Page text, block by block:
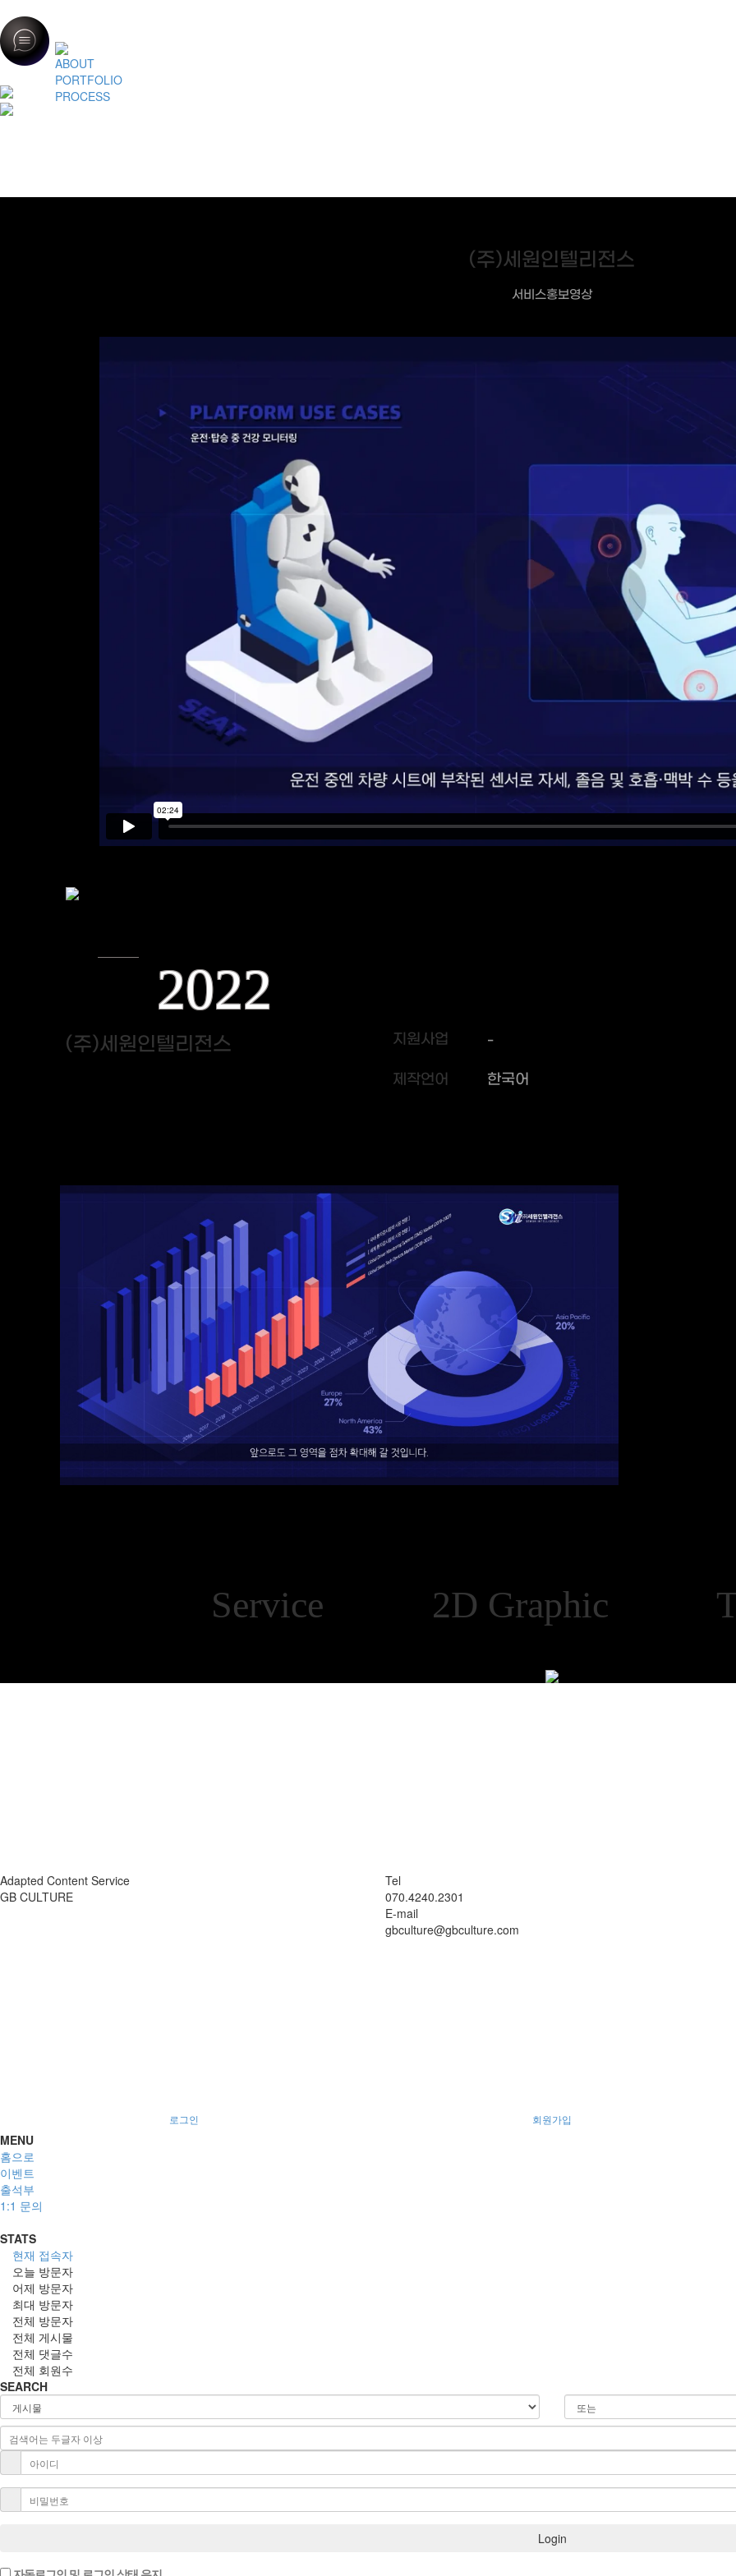
ABOUT
PORTFOLIO
PROCESS
(주)세원인텔리전스
서비스홍보영상
2022
(주)세원인텔리전스 지원사업 -
제작언어 한국어
Service 2D Graphic
Adapted Content Service
GB CULTURE
Tel
070.4240.2301
E-mail
gbculture@gbculture.com
로그인 회원가입
MENU
홈으로
이벤트
출석부
1:1 문의
STATS
현재 접속자
오늘 방문자
어제 방문자
최대 방문자
전체 방문자
전체 게시물
전체 댓글수
전체 회원수
SEARCH
Login